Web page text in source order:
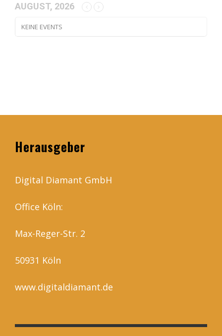
AUGUST, 2026
KEINE EVENTS
Herausgeber
Digital Diamant GmbH
Office Köln:
Max-Reger-Str. 2
50931 Köln
www.digitaldiamant.de